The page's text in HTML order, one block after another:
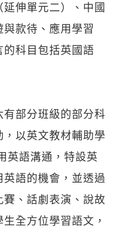
伸單元二）、中國
款待、應用學習
科目包括英國語
部分班級的部分科
以英文教材輔助學
英語溝通，特設英
語的機會，並透過
、話劇表演、說故
全方位學習語文，